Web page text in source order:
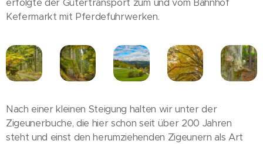
erfolgte der Gütertransport zum und vom Bahnhof
Kefermarkt mit Pferdefuhrwerken.
Nach einer kleinen Steigung halten wir unter der
Zigeunerbuche, die hier schon seit über 200 Jahren
steht und einst den herumziehenden Zigeunern als Art